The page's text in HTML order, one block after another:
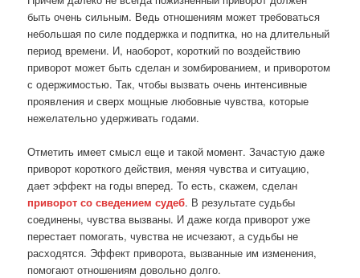
быть очень сильным. Ведь отношениям может требоваться
небольшая по силе поддержка и подпитка, но на длительный
период времени. И, наоборот, короткий по воздействию
приворот может быть сделан и зомбированием, и приворотом
с одержимостью. Так, чтобы вызвать очень интенсивные
проявления и сверх мощные любовные чувства, которые
нежелательно удерживать годами.
Отметить имеет смысл еще и такой момент. Зачастую даже
приворот короткого действия, меняя чувства и ситуацию,
дает эффект на годы вперед. То есть, скажем, сделан
приворот со сведением судеб. В результате судьбы
соединены, чувства вызваны. И даже когда приворот уже
перестает помогать, чувства не исчезают, а судьбы не
расходятся. Эффект приворота, вызванные им изменения,
помогают отношениям довольно долго.